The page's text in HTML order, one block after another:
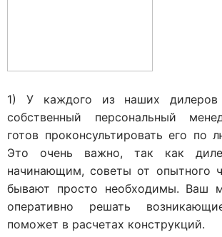
1) У каждого из наших дилеров
собственный персональный
готов проконсультировать его по
Это очень важно, так как
начинающим, советы от опытного
бывают просто необходимы. Ваш
оперативно решать
поможет в расчетах конструкций.